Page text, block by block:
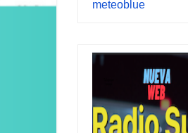
meteoblue